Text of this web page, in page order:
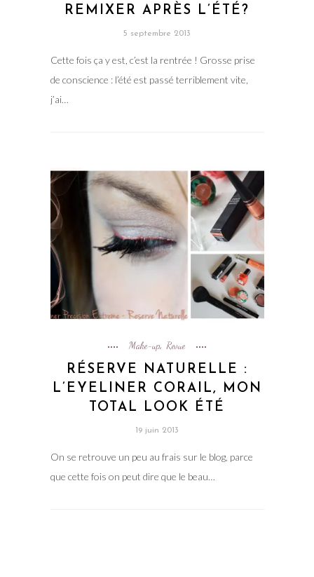
REMIXER APRÈS L’ÉTÉ?
5 septembre 2013
Cette fois ça y est, c’est la rentrée ! Grosse prise
de conscience : l’été est passé terriblement vite,
j’ai…
Make-up, Revue
RÉSERVE NATURELLE :
L’EYELINER CORAIL, MON
TOTAL LOOK ÉTÉ
19 juin 2013
On se retrouve un peu au frais sur le blog, parce
que cette fois on peut dire que le beau…